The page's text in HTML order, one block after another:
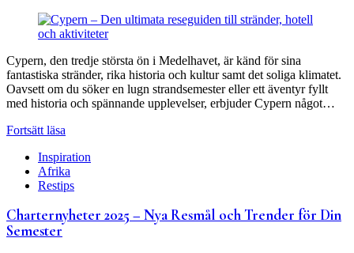
Cypern, den tredje största ön i Medelhavet, är känd för sina
fantastiska stränder, rika historia och kultur samt det soliga klimatet.
Oavsett om du söker en lugn strandsemester eller ett äventyr fyllt
med historia och spännande upplevelser, erbjuder Cypern något…
Fortsätt läsa
Inspiration
Afrika
Restips
Charternyheter 2025 – Nya Resmål och Trender för Din
Semester